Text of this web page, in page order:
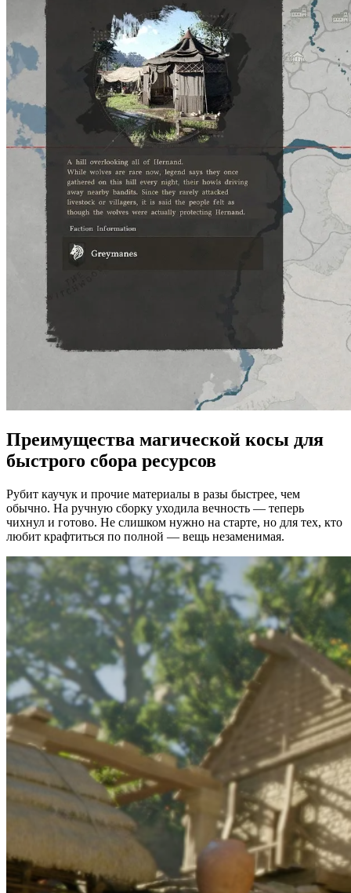
Преимущества магической косы для
быстрого сбора ресурсов
Рубит каучук и прочие материалы в разы быстрее, чем
обычно. На ручную сборку уходила вечность — теперь
чихнул и готово. Не слишком нужно на старте, но для тех, кто
любит крафтиться по полной — вещь незаменимая.